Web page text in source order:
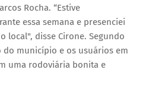
Rocha. “Estive
essa semana e presenciei
local", disse Cirone. Segundo
do município e os usuários em
uma rodoviária bonita e